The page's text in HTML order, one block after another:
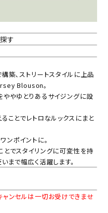
す
築、ストリートスタイルに上品
Blouson。
ややゆとりあるサイジングに設
ことでレトロなルックスにまと
ンポイントに。
とでスタイリングに可変性を持
まで幅広く活躍します。
ャンセルは一切お受けできませ